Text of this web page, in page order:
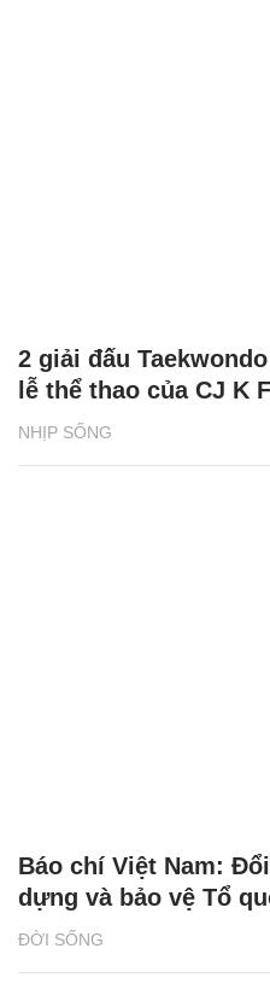
NHỊP SỐNG
2 giải đấu
lễ thể thao của CJ K
ĐỜI SỐNG
Báo chí Việt Nam:
dựng và bảo vệ Tổ